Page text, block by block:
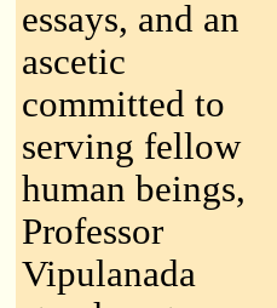
essays, and an
ascetic
committed to
serving fellow
human beings,
Professor
Vipulanada